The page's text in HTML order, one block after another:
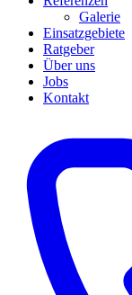
Galerie
Einsatzgebiete
Ratgeber
Über uns
Jobs
Kontakt